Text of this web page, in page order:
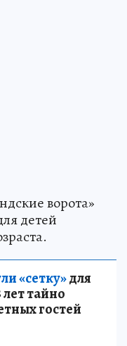
ворота»
детей
«сетку»для
тайно
гостей